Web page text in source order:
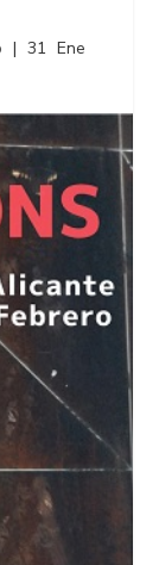
| 31 Ene